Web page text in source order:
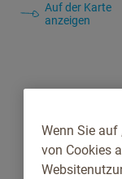
Auf der Karte
anzeigen
Wenn Sie auf
von Cookies